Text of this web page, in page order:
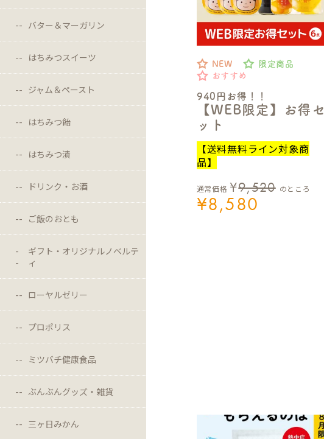
バター＆マーガリン
はちみつスイーツ
ジャム＆ペースト
はちみつ飴
はちみつ漬
ドリンク・お酒
ご飯のおとも
ギフト・オリジナルノベルテ
ィ
ローヤルゼリー
プロポリス
ミツバチ健康食品
ぶんぶんグッズ・雑貨
三ヶ日みかん
940円お得！！
【WEB限定】お得セ
ット
NEW
限定商品
おすすめ
通常価格 ¥9,520 のところ
¥8,580
【送料無料ライン対象商
品】